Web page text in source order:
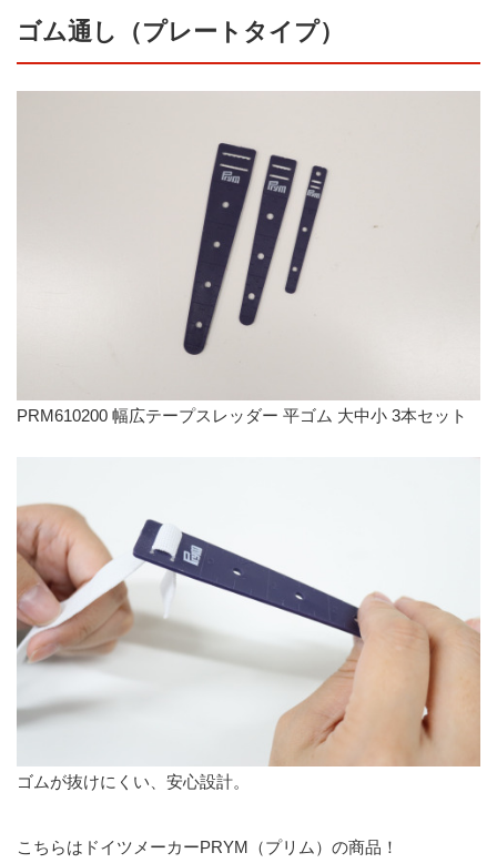
ゴム通し（プレートタイプ）
PRM610200 幅広テープスレッダー 平ゴム 大中小 3本セット
ゴムが抜けにくい、安心設計。
こちらはドイツメーカーPRYM（プリム）の商品！